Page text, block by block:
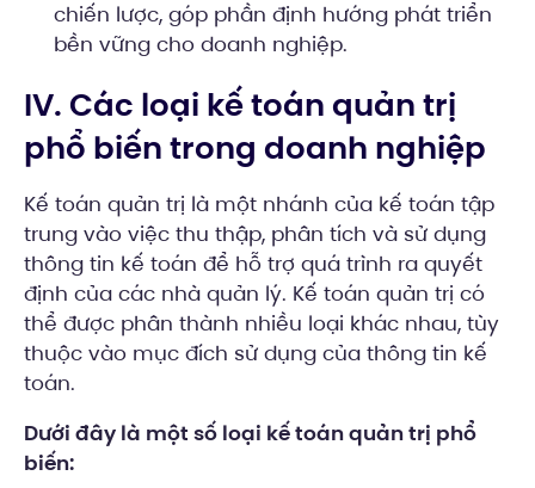
chiến lược, góp phần định hướng phát triển
bền vững cho doanh nghiệp.
IV. Các loại kế toán quản trị
phổ biến trong doanh nghiệp
Kế toán quản trị là một nhánh của kế toán tập
trung vào việc thu thập, phân tích và sử dụng
thông tin kế toán để hỗ trợ quá trình ra quyết
định của các nhà quản lý. Kế toán quản trị có
thể được phân thành nhiều loại khác nhau, tùy
thuộc vào mục đích sử dụng của thông tin kế
toán.
Dưới đây là một số loại kế toán quản trị phổ
biến: